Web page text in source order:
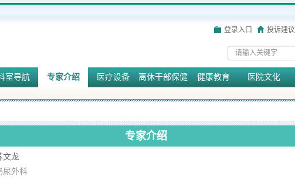
登录入口 投诉建议
室导航 专家介绍 医疗设备 离休干部保健 健康教育 医院文化
专家介绍
文龙
尿外科